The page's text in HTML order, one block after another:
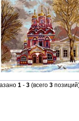
1 - 3 (всего 3